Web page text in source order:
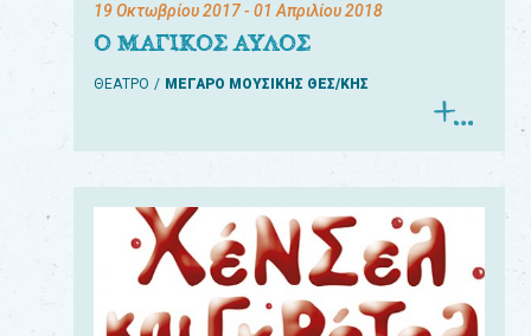
19 Οκτωβρίου 2017- 01 Απριλίου 2018
Ο ΜΑΓΙΚΟΣ ΑΥΛΟΣ
ΘΕΑΤΡΟ ΜΕΓΑΡΟ ΜΟΥΣΙΚΗΣ ΘΕΣ/ΚΗΣ